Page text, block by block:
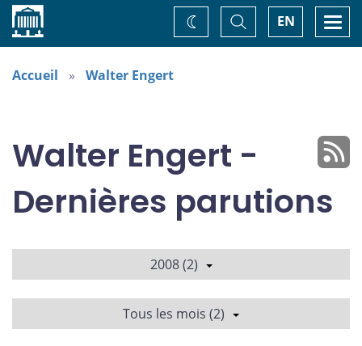
Accueil EN
Basculer
la
recherche
Changez
de
Accueil Walter Engert
Walter Engert -
Dernières parutions
2008 (2)
Tous les mois (2)